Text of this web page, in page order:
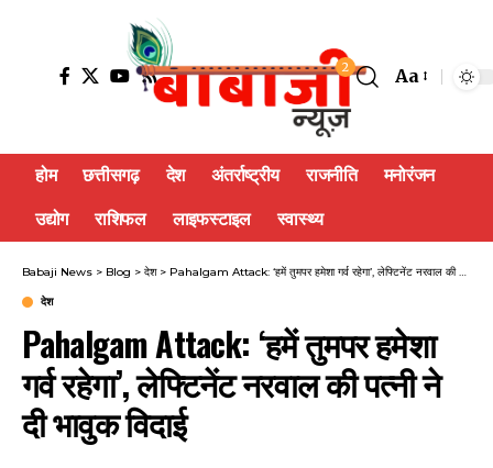
2 Aa
होम छत्तीसगढ़ देश अंतर्राष्ट्रीय राजनीति मनोरंजन
उद्योग राशिफल लाइफस्टाइल स्वास्थ्य
Babaji News > Blog > देश> Pahalgam Attack: ‘हमें तुमपर हमेशा गर्व रहेगा’, लेफ्टिनेंट नरवाल की पत्नी ने दी भावुक विदाई
देश
Pahalgam Attack: ‘हमें तुमपर हमेशा
गर्व रहेगा’, लेफ्टिनेंट नरवाल की पत्नी ने
दी भावुक विदाई